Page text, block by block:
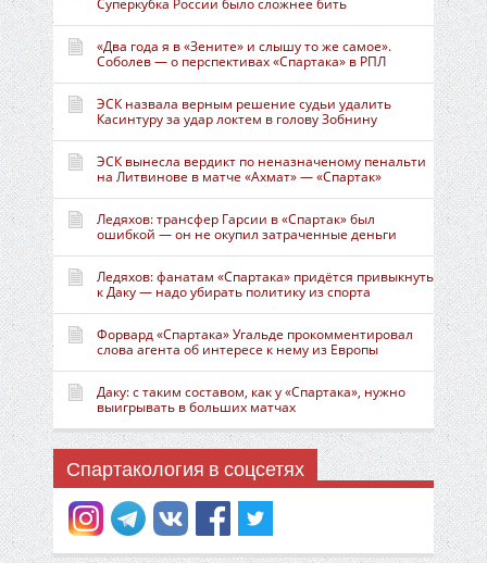
Суперкубка России было сложнее бить
«Два года я в «Зените» и слышу то же самое».
Соболев — о перспективах «Спартака» в РПЛ
ЭСК назвала верным решение судьи удалить
Касинтуру за удар локтем в голову Зобнину
ЭСК вынесла вердикт по неназначеному пенальти
на Литвинове в матче «Ахмат» — «Спартак»
Ледяхов: трансфер Гарсии в «Спартак» был
ошибкой — он не окупил затраченные деньги
Ледяхов: фанатам «Спартака» придётся привыкнуть
к Даку — надо убирать политику из спорта
Форвард «Спартака» Угальде прокомментировал
слова агента об интересе к нему из Европы
Даку: с таким составом, как у «Спартака», нужно
выигрывать в больших матчах
Спартакология в соцсетях